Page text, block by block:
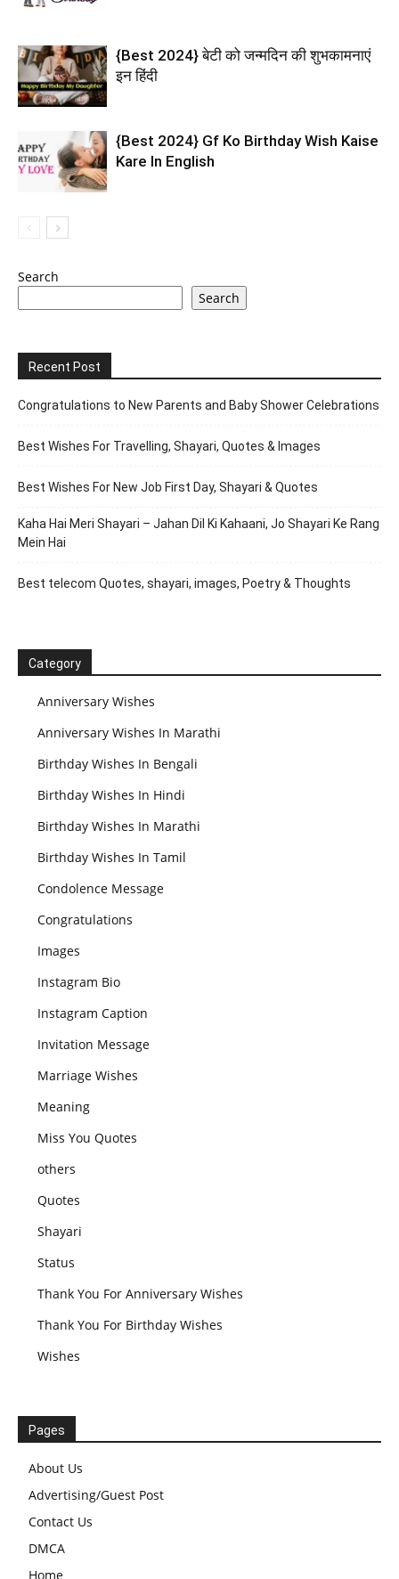
{Best 2024} बेटी को जन्मदिन की शुभकामनाएं
इन हिंदी
{Best 2024} Gf Ko Birthday Wish Kaise
Kare In English
Search
Search
Recent Post
Congratulations to New Parents and Baby Shower Celebrations
Best Wishes For Travelling, Shayari, Quotes & Images
Best Wishes For New Job First Day, Shayari & Quotes
Kaha Hai Meri Shayari – Jahan Dil Ki Kahaani, Jo Shayari Ke Rang
Mein Hai
Best telecom Quotes, shayari, images, Poetry & Thoughts
Category
Anniversary Wishes
Anniversary Wishes In Marathi
Birthday Wishes In Bengali
Birthday Wishes In Hindi
Birthday Wishes In Marathi
Birthday Wishes In Tamil
Condolence Message
Congratulations
Images
Instagram Bio
Instagram Caption
Invitation Message
Marriage Wishes
Meaning
Miss You Quotes
others
Quotes
Shayari
Status
Thank You For Anniversary Wishes
Thank You For Birthday Wishes
Wishes
Pages
About Us
Advertising/Guest Post
Contact Us
DMCA
Home